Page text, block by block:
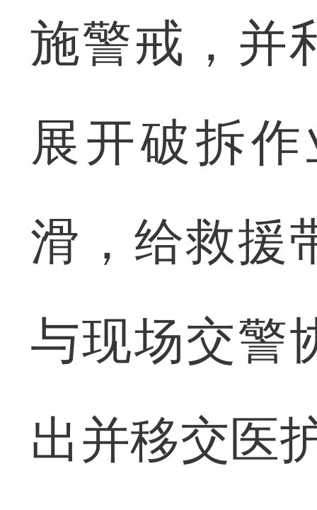
施警戒，并
展开破拆
滑，给救援
与现场交警
出并移交医